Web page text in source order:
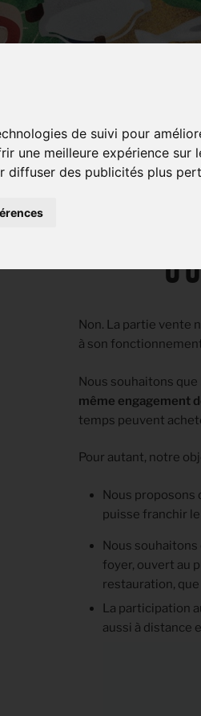
de suivi pour
une meilleure expérience sur
diffuser des publicités plus
Non. La partie vente
à son
Nous souhaitons que
même engagement
temps peuvent
Pour autant, notre
Nous proposons
puisse franchir
Nous
foyer, ouvert au
restauration,
La participation
aussi à distance